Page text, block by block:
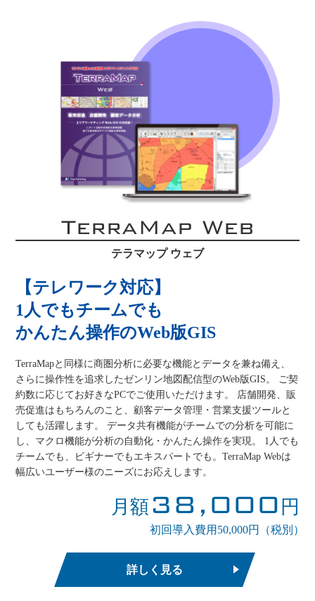
TerraMap Web
テラマップ ウェブ
【テレワーク対応】
1人でもチームでも
かんたん操作のWeb版GIS
TerraMapと同様に商圏分析に必要な機能とデータを兼ね備え、
さらに操作性を追求したゼンリン地図配信型のWeb版GIS。 ご契
約数に応じてお好きなPCでご使用いただけます。 店舗開発、販
売促進はもちろんのこと、顧客データ管理・営業支援ツールと
しても活躍します。 データ共有機能がチームでの分析を可能に
し、マクロ機能が分析の自動化・かんたん操作を実現。 1人でも
チームでも、ビギナーでもエキスパートでも。TerraMap Webは
幅広いユーザー様のニーズにお応えします。
月額38,000 円
初回導入費用50,000円（税別）
詳しく見る